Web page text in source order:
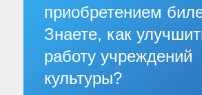
приобретением
Знаете, как
работу учреждений
культуры?